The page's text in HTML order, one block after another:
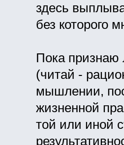
здесь
без которого
Пока признаю
(читай -
мышлении,
жизненной
той или иной